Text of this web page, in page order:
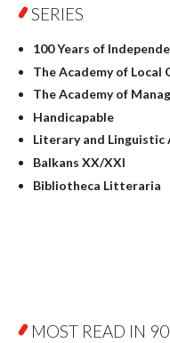
Geography
Linguistics
Judaica
Culture and art
Literary Studies
Mathematics
Pedagogy
Textbooks for
Open Access
SERIES
100 Years of
The Academy of Local
The Academy of
Handicapable
Literary and Linguistic
Balkans XX/XXI
Bibliotheca Litteraria
MOST READ IN